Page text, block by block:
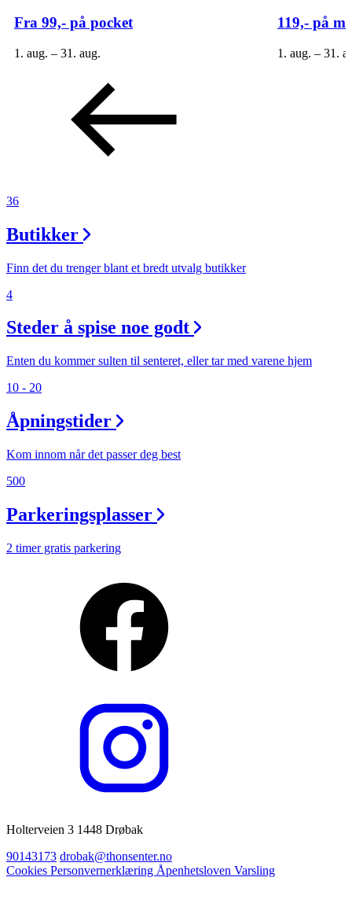
Fra 99,- på pocket
1. aug. – 31. aug.
119,- på
1. aug. – 31.
36
Butikker
Finn det du trenger blant et bredt utvalg butikker
4
Steder å spise noe godt
Enten du kommer sulten til senteret, eller tar med varene hjem
10 - 20
Åpningstider
Kom innom når det passer deg best
500
Parkeringsplasser
2 timer gratis parkering
Holterveien 3 1448 Drøbak
90143173 drobak@thonsenter.no
Cookies Personvernerklæring Åpenhetsloven Varsling